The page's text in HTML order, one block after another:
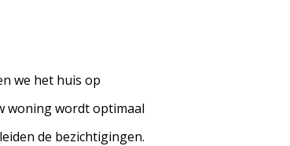
we het huis op
woning wordt optimaal
de bezichtigingen.